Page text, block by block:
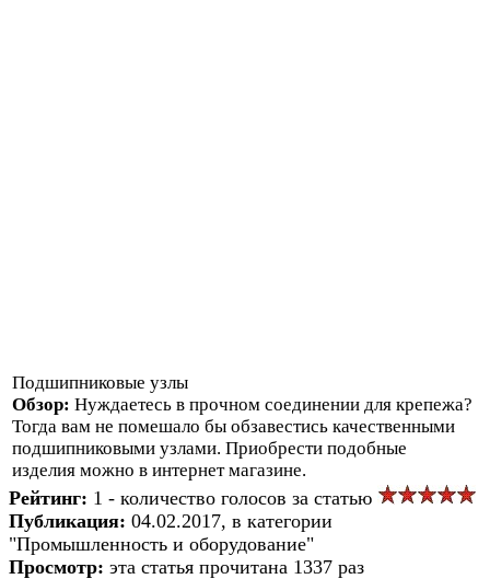
Подшипниковые узлы
Обзор: Нуждаетесь в прочном соединении для крепежа?
Тогда вам не помешало бы обзавестись качественными
подшипниковыми узлами. Приобрести подобные
изделия можно в интернет магазине.
Рейтинг: 1 - количество голосов за статью
Публикация: 04.02.2017, в категории
"Промышленность и оборудование"
Просмотр: эта статья прочитана 1337 раз